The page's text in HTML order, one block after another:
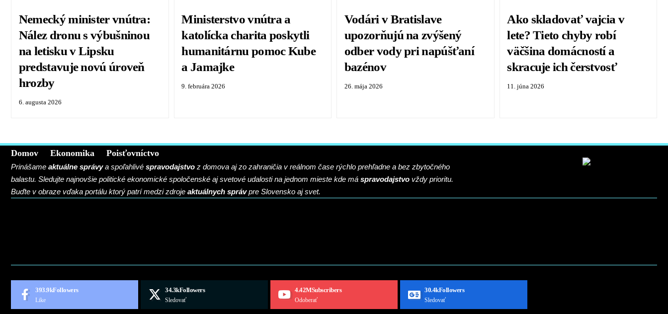
Nemecký minister vnútra:
Nález dronu s výbušninou
na letisku v Lipsku
predstavuje novú úroveň
hrozby
6. augusta 2026
Ministerstvo vnútra a
katolícka charita poskytli
humanitárnu pomoc Kube
a Jamajke
9. februára 2026
Vodári v Bratislave
upozorňujú na zvýšený
odber vody pri napúšťaní
bazénov
26. mája 2026
Ako skladovať vajcia v
lete? Tieto chyby robí
väčšina domácností a
skracuje ich čerstvosť
11. júna 2026
Domov Ekonomika Poisťovníctvo
Prinášame aktuálne správya spoľahlivé spravodajstvo z domova aj zo zahraničia v reálnom čase rýchlo prehľadne a bez zbytočného
balastu. Sledujte najnovšie politické ekonomické spoločenské aj svetové udalosti na jednom mieste kde má spravodajstvo vždy prioritu.
Buďte v obraze vďaka portálu ktorý patrí medzi zdroje aktuálnych správpre Slovensko aj svet.
393.9kFollowers
Like
34.3kFollowers
Sledovať
4.42MSubscribers
Odoberať
30.4kFollowers
Sledovať